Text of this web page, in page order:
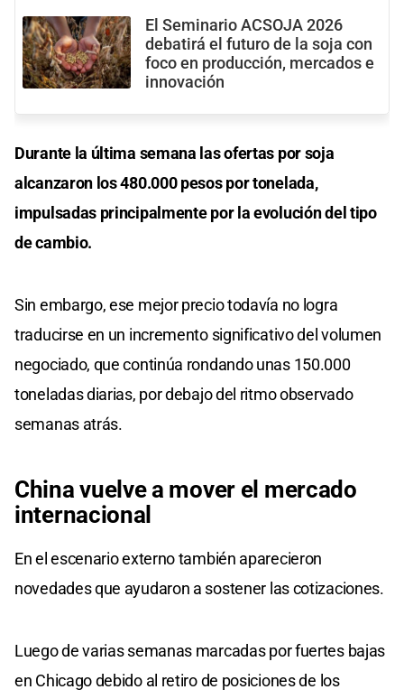
El Seminario ACSOJA 2026
debatirá el futuro de la soja con
foco en producción, mercados e
innovación
Durante la última semana las ofertas por soja
alcanzaron los 480.000 pesos por tonelada,
impulsadas principalmente por la evolución del tipo
de cambio.
Sin embargo, ese mejor precio todavía no logra
traducirse en un incremento significativo del volumen
negociado, que continúa rondando unas 150.000
toneladas diarias, por debajo del ritmo observado
semanas atrás.
China vuelve a mover el mercado
internacional
En el escenario externo también aparecieron
novedades que ayudaron a sostener las cotizaciones.
Luego de varias semanas marcadas por fuertes bajas
en Chicago debido al retiro de posiciones de los